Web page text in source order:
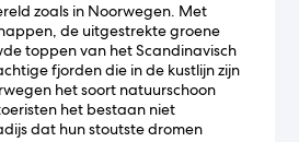
zoals in Noorwegen. Met
de uitgestrekte groene
toppen van het Scandinavisch
fjorden die in de kustlijn zijn
het soort natuurschoon
het bestaan niet
dat hun stoutste dromen